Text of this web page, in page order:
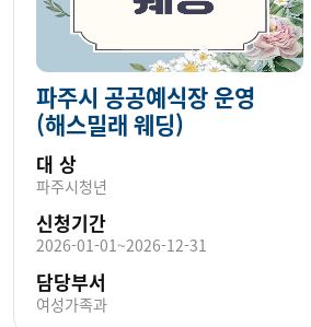
파주시 공공예식장 운영
(해스밀래 웨딩)
대 상
파주시청년
신청기간
2026-01-01~2026-12-31
담당부서
여성가족과